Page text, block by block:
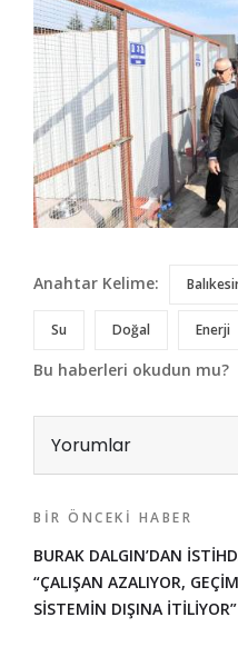
Anahtar Kelime:
Su Doğal Enerji
Bu haberleri okudun mu?
Yorumlar
BIR ÖNCEKI HABER
BURAK DALGIN’DAN
“ÇALIŞAN AZALIYOR,
SİSTEMİN DIŞINA İTİLİYOR”